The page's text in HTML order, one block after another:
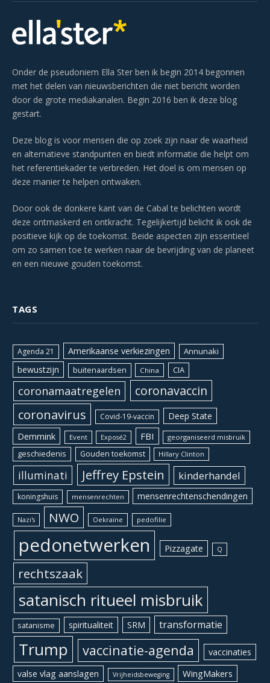
Onder de pseudoniem Ella Ster ben ik begin 2014 begonnen
met het delen van nieuwsberichten die niet bericht worden
door de grote mediakanalen. Begin 2016 ben ik deze blog
gestart.
Deze blog is voor mensen die op zoek zijn naar de waarheid
en alternatieve standpunten en biedt informatie die helpt om
het referentiekader te verbreden. Het doel is om mensen op
deze manier te helpen ontwaken.
Door ook de donkere kant van de Cabal te belichten wordt
deze ontmaskerd en ontkracht. Tegelijkertijd belicht ik ook de
positieve kijk op de toekomst. Beide aspecten zijn essentieel
om zo samen toe te werken naar de bevrijding van de planeet
en een nieuwe gouden toekomst.
TAGS
Agenda 21 Amerikaanse verkiezingen Annunaki
bewustzijn buitenaardsen China CIA
coronamaatregelen coronavaccin
coronavirus Covid-19-vaccin Deep State
Demmink Event Exposé2 FBI georganiseerd misbruik
geschiedenis Gouden toekomst Hillary Clinton
illuminati Jeffrey Epstein kinderhandel
koningshuis mensenrechten mensenrechtenschendingen
Nazi's NWO Oekraïne pedofilie
pedonetwerken Pizzagate Q
rechtszaak
satanisch ritueel misbruik
satanisme spiritualiteit SRM transformatie
Trump vaccinatie-agenda
vaccinaties
valse vlag aanslagen
Vrijheidsbeweging WingMakers